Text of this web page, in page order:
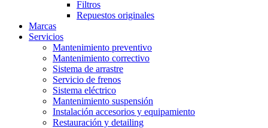
Filtros
Repuestos originales
Marcas
Servicios
Mantenimiento preventivo
Mantenimiento correctivo
Sistema de arrastre
Servicio de frenos
Sistema eléctrico
Mantenimiento suspensión
Instalación accesorios y equipamiento
Restauración y detailing